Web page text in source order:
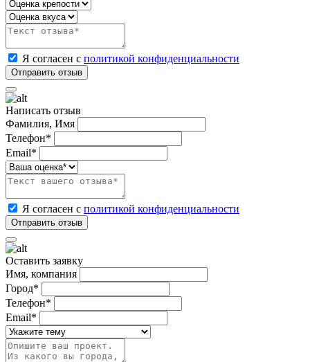
Я согласен с политикой конфиденциальности
Написать отзыв
Фамилия, Имя
Телефон*
Email*
Я согласен с политикой конфиденциальности
Оставить заявку
Имя, компания
Город*
Телефон*
Email*